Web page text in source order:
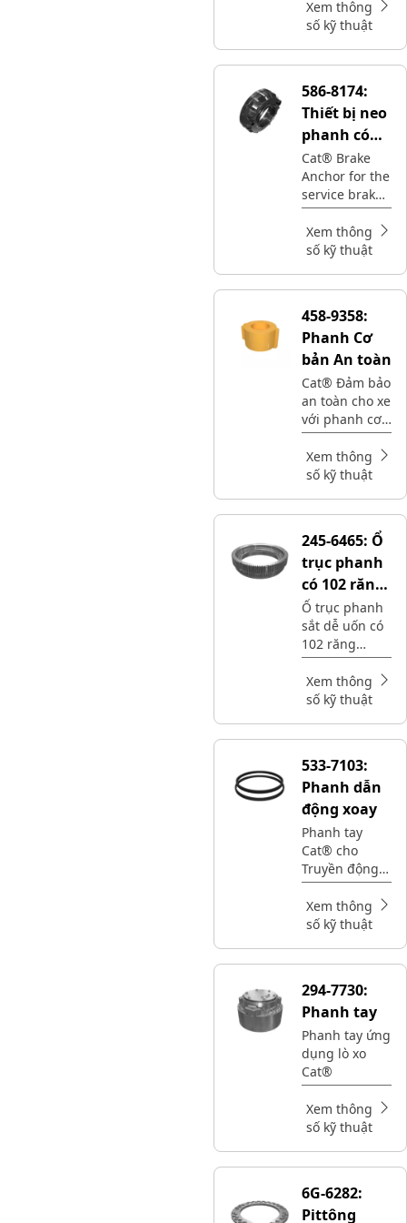
phanh máy
móc Cat của
bạn.
đường phanh
dịch vụ
suất không khí
lực để tối ưu
hóa hiệu suất
đường phanh
dịch vụ. 8X-
7220 hỗ trợ
duy trì hoạt
động đúng
cách cho
phanh máy
móc Cat của
bạn.
Xem thông
số kỹ thuật
586-8174:
Thiết bị neo
phanh có
108 răng
then hoa
bên trong
Cat® Brake
Anchor for the
service brake
securely holds
the service
brake
in place,
effective
braking
performance
Xem thông
số kỹ thuật
458-9358:
Phanh Cơ
bản An toàn
Cat® Đảm bảo
an toàn cho xe
với phanh cơ
bản, cần thiết
để có công
suất dừng
và đảm bảo an
Xem thông
số kỹ thuật
245-6465: Ổ
trục phanh
có 102 răng
ngoài
Ổ trục phanh
sắt dễ uốn có
102 răng
ngoài Cat®
được sử dụng
trong dịch vụ
cuối cùng và
Xem thông
số kỹ thuật
533-7103:
Phanh dẫn
động xoay
Phanh tay
Cat® cho
Truyền động
xoay
Xem thông
số kỹ thuật
294-7730:
Phanh tay
Phanh tay ứng
dụng lò xo
Cat®
Xem thông
số kỹ thuật
6G-6282:
Pittông